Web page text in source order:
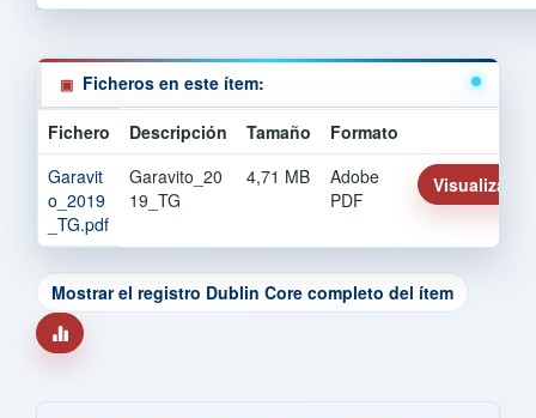
Ficheros en este ítem:
Fichero Descripción Tamaño
Formato
Garavit
o_2019
_TG.pdf
Garavito_20
19_TG
4,71 MB
Adobe
PDF
Visualizar/
Mostrar el registro Dublin Core completo del ítem